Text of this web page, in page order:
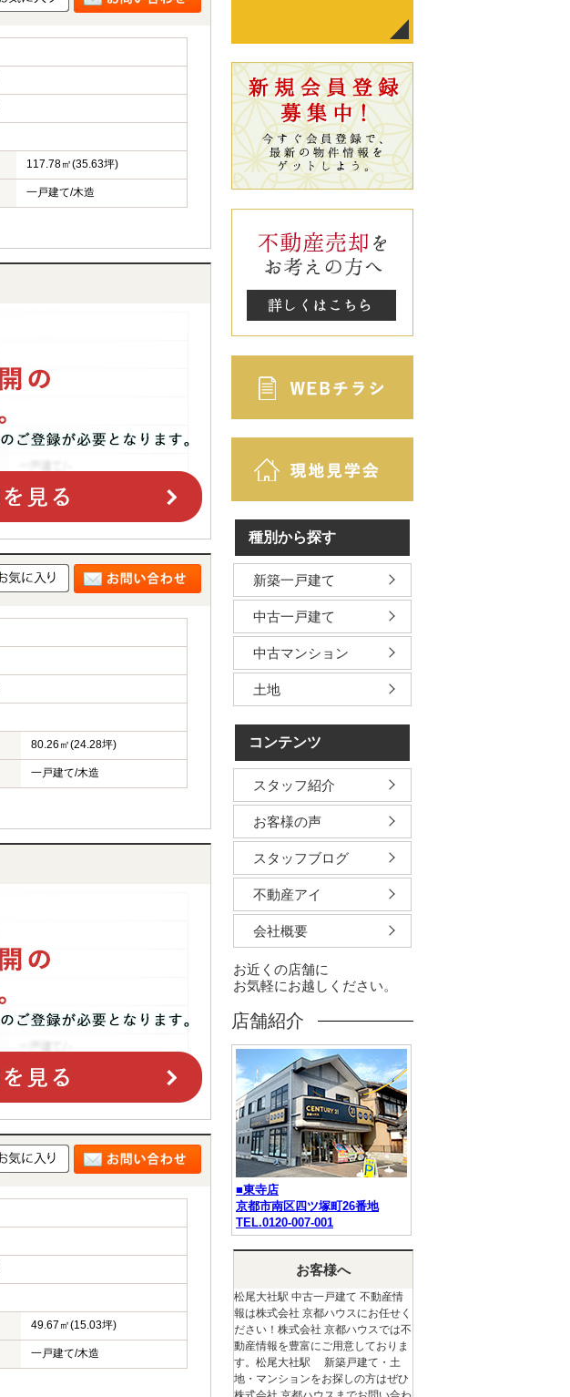
117.78㎡(35.63坪)
一戸建て/木造
80.26㎡(24.28坪)
一戸建て/木造
49.67㎡(15.03坪)
一戸建て/木造
種別から探す
新築一戸建て
中古一戸建て
中古マンション
土地
コンテンツ
スタッフ紹介
お客様の声
スタッフブログ
不動産アイ
会社概要
お近くの店舗に
お気軽にお越しください。
店舗紹介
■東寺店
京都市南区四ツ塚町26番地
TEL.0120-007-001
お客様へ
松尾大社駅 中古一戸建て 不動産情
報は株式会社 京都ハウスにお任せく
ださい！株式会社 京都ハウスでは不
動産情報を豊富にご用意しておりま
す。松尾大社駅 新築戸建て・土
地・マンションをお探しの方はぜひ